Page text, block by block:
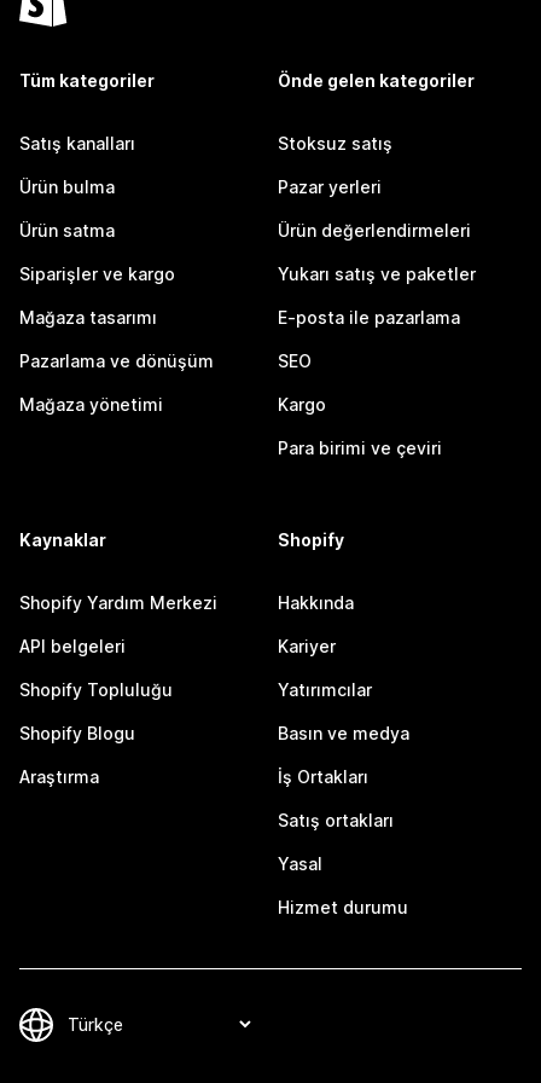
Tüm kategoriler
Satış kanalları
Ürün bulma
Ürün satma
Siparişler ve kargo
Mağaza tasarımı
Pazarlama ve dönüşüm
Mağaza yönetimi
Önde gelen kategoriler
Stoksuz satış
Pazar yerleri
Ürün değerlendirmeleri
Yukarı satış ve paketler
E-posta ile pazarlama
SEO
Kargo
Para birimi ve çeviri
Kaynaklar
Shopify Yardım Merkezi
API belgeleri
Shopify Topluluğu
Shopify Blogu
Araştırma
Shopify
Hakkında
Kariyer
Yatırımcılar
Basın ve medya
İş Ortakları
Satış ortakları
Yasal
Hizmet durumu